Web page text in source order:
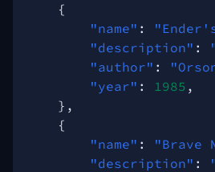
{
"name" :
"description" :
"author" :
"year" : 1985 ,
},
{
"name" : "Brave
"description" :